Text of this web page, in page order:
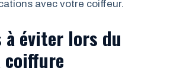
avec votre coiffeur.
à éviter lors du
coiffure